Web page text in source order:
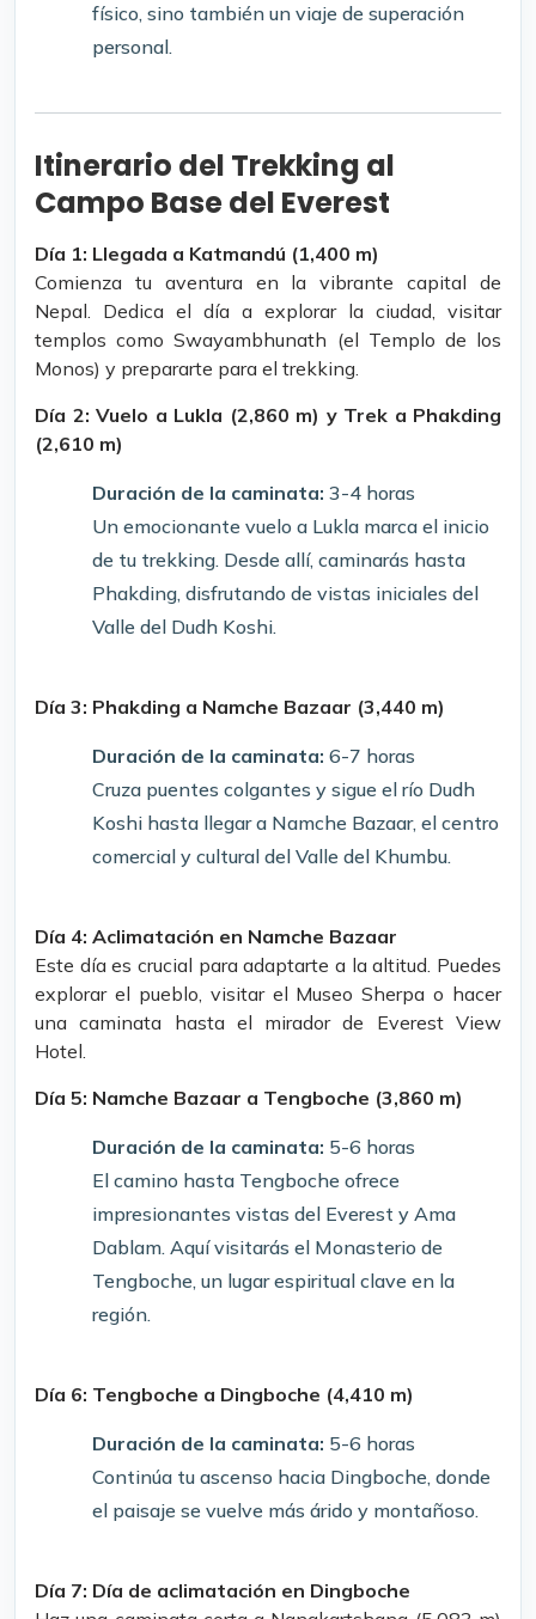
físico, sino también un viaje de superación
personal.
Itinerario del Trekking al
Campo Base del Everest
Día 1: Llegada a Katmandú (1,400 m)
Comienza tu aventura en la vibrante capital de
Nepal. Dedica el día a explorar la ciudad, visitar
templos como Swayambhunath (el Templo de los
Monos) y prepararte para el trekking.
Día 2: Vuelo a Lukla (2,860 m) y Trek a Phakding
(2,610 m)
Duración de la caminata: 3-4 horas
Un emocionante vuelo a Lukla marca el inicio
de tu trekking. Desde allí, caminarás hasta
Phakding, disfrutando de vistas iniciales del
Valle del Dudh Koshi.
Día 3: Phakding a Namche Bazaar (3,440 m)
Duración de la caminata: 6-7 horas
Cruza puentes colgantes y sigue el río Dudh
Koshi hasta llegar a Namche Bazaar, el centro
comercial y cultural del Valle del Khumbu.
Día 4: Aclimatación en Namche Bazaar
Este día es crucial para adaptarte a la altitud. Puedes
explorar el pueblo, visitar el Museo Sherpa o hacer
una caminata hasta el mirador de Everest View
Hotel.
Día 5: Namche Bazaar a Tengboche (3,860 m)
Duración de la caminata: 5-6 horas
El camino hasta Tengboche ofrece
impresionantes vistas del Everest y Ama
Dablam. Aquí visitarás el Monasterio de
Tengboche, un lugar espiritual clave en la
región.
Día 6: Tengboche a Dingboche (4,410 m)
Duración de la caminata: 5-6 horas
Continúa tu ascenso hacia Dingboche, donde
el paisaje se vuelve más árido y montañoso.
Día 7: Día de aclimatación en Dingboche